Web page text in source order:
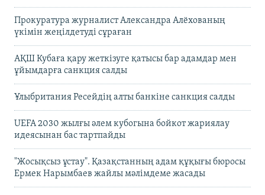
Прокуратура журналист Александра Алёхованың
үкімін жеңілдетуді сұраған
АҚШ Кубаға қару жеткізуге қатысы бар адамдар мен
ұйымдарға санкция салды
Ұлыбритания Ресейдің алты банкіне санкция салды
UEFA 2030 жылғы әлем кубогына бойкот жариялау
идеясынан бас тартпайды
"Жосықсыз ұстау". Қазақстанның адам құқығы бюросы
Ермек Нарымбаев жайлы мәлімдеме жасады